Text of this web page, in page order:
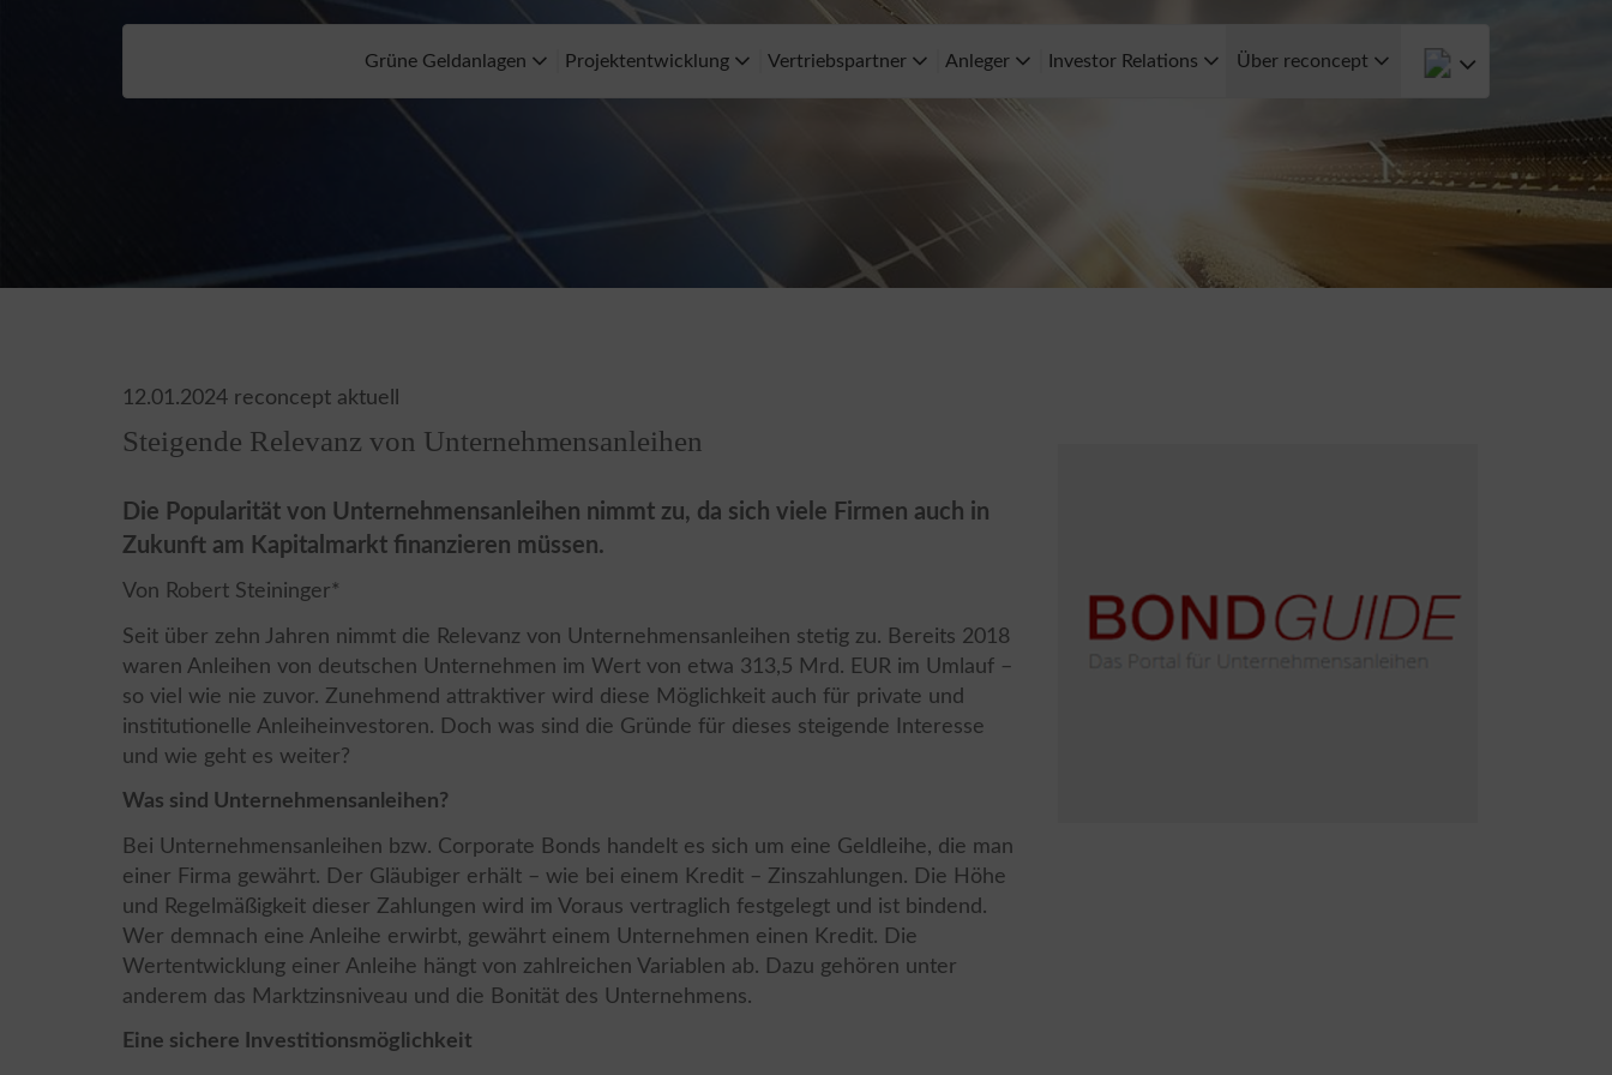
Grüne Geldanlagen Projektentwicklung Vertriebspartner Anleger Investor Relations Über reconcept
12.01.2024 reconcept aktuell
Steigende Relevanz von Unternehmensanleihen
Die Popularität von Unternehmensanleihen nimmt zu, da sich viele Firmen auch in
Zukunft am Kapitalmarkt finanzieren müssen.
Von Robert Steininger*
Seit über zehn Jahren nimmt die Relevanz von Unternehmensanleihen stetig zu. Bereits 2018
waren Anleihen von deutschen Unternehmen im Wert von etwa 313,5 Mrd. EUR im Umlauf –
so viel wie nie zuvor. Zunehmend attraktiver wird diese Möglichkeit auch für private und
institutionelle Anleiheinvestoren. Doch was sind die Gründe für dieses steigende Interesse
und wie geht es weiter?
Was sind Unternehmensanleihen?
Bei Unternehmensanleihen bzw. Corporate Bonds handelt es sich um eine Geldleihe, die man
einer Firma gewährt. Der Gläubiger erhält – wie bei einem Kredit – Zinszahlungen. Die Höhe
und Regelmäßigkeit dieser Zahlungen wird im Voraus vertraglich festgelegt und ist bindend.
Wer demnach eine Anleihe erwirbt, gewährt einem Unternehmen einen Kredit. Die
Wertentwicklung einer Anleihe hängt von zahlreichen Variablen ab. Dazu gehören unter
anderem das Marktzinsniveau und die Bonität des Unternehmens.
Eine sichere Investitionsmöglichkeit